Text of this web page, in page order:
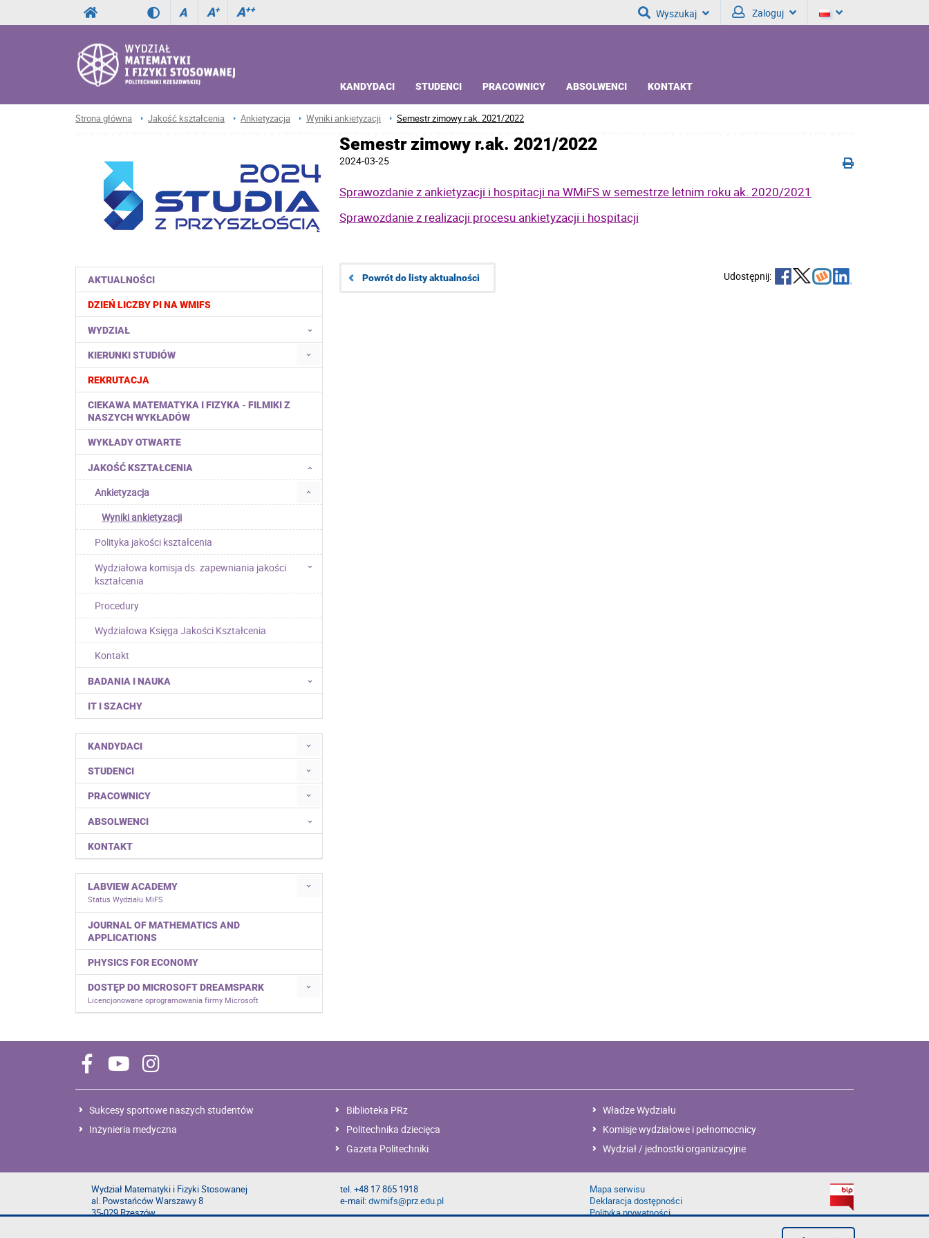
A A+ A++ Wyszukaj Zaloguj
KANDYDACI STUDENCI PRACOWNICY ABSOLWENCI KONTAKT
Strona główna Jakość kształcenia Ankietyzacja Wyniki ankietyzacji Semestr zimowy r.ak. 2021/2022
AKTUALNOŚCI
DZIEŃ LICZBY PI NA WMIFS
WYDZIAŁ
KIERUNKI STUDIÓW
REKRUTACJA
CIEKAWA MATEMATYKA I FIZYKA - FILMIKI Z
NASZYCH WYKŁADÓW
WYKŁADY OTWARTE
JAKOŚĆ KSZTAŁCENIA
Ankietyzacja
Wyniki ankietyzacji
Polityka jakości kształcenia
Wydziałowa komisja ds. zapewniania jakości
kształcenia
Procedury
Wydziałowa Księga Jakości Kształcenia
Kontakt
BADANIA I NAUKA
IT I SZACHY
KANDYDACI
STUDENCI
PRACOWNICY
ABSOLWENCI
KONTAKT
LABVIEW ACADEMY
Status Wydziału MiFS
JOURNAL OF MATHEMATICS AND
APPLICATIONS
PHYSICS FOR ECONOMY
DOSTĘP DO MICROSOFT DREAMSPARK
Licencjonowane oprogramowania firmy Microsoft
Semestr zimowy r.ak. 2021/2022
2024-03-25
Sprawozdanie z ankietyzacji i hospitacji na WMiFS w semestrze letnim roku ak. 2020/2021
Sprawozdanie z realizacji procesu ankietyzacji i hospitacji
Udostępnij:
Powrót do listy aktualności
Sukcesy sportowe naszych studentów
Inżynieria medyczna
Biblioteka PRz
Politechnika dziecięca
Gazeta Politechniki
Władze Wydziału
Komisje wydziałowe i pełnomocnicy
Wydział / jednostki organizacyjne
Wydział Matematyki i Fizyki Stosowanej
al. Powstańców Warszawy 8
35-029 Rzeszów
tel. +48 17 865 1918
e-mail:dwmifs@prz.edu.pl
Mapa serwisu
Deklaracja dostępności
Polityka prywatności